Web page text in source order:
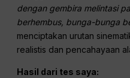
dengan gembira melintasi
berhembus, bunga-bunga
menciptakan urutan
realistis dan pencahayaan
Hasil dari tes saya: